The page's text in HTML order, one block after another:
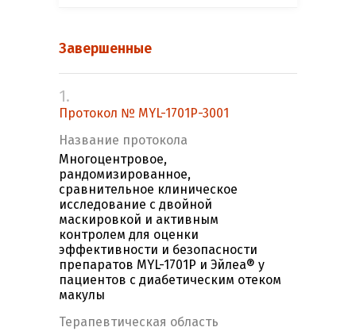
Завершенные
1.
Протокол № MYL-1701P-3001
Название протокола
Многоцентровое,
рандомизированное,
сравнительное клиническое
исследование с двойной
маскировкой и активным
контролем для оценки
эффективности и безопасности
препаратов MYL-1701P и Эйлеа® у
пациентов с диабетическим отеком
макулы
Терапевтическая область